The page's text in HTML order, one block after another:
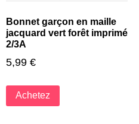
Bonnet garçon en maille
jacquard vert forêt imprimé
2/3A
5,99 €
Achetez